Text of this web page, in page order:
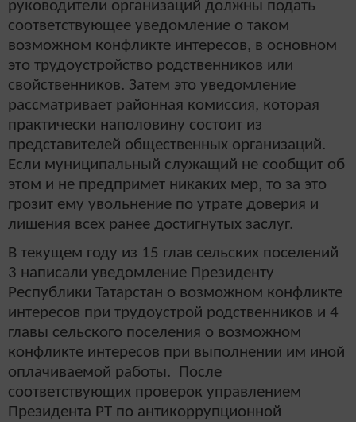
руководители организаций должны подать
соответствующее уведомление о таком
возможном конфликте интересов, в основном
это трудоустройство родственников или
свойственников. Затем это уведомление
рассматривает районная комиссия, которая
практически наполовину состоит из
представителей общественных организаций.
Если муниципальный служащий не сообщит об
этом и не предпримет никаких мер, то за это
грозит ему увольнение по утрате доверия и
лишения всех ранее достигнутых заслуг.
В текущем году из 15 глав сельских поселений
3 написали уведомление Президенту
Республики Татарстан о возможном конфликте
интересов при трудоустрой родственников и 4
главы сельского поселения о возможном
конфликте интересов при выполнении им иной
оплачиваемой работы. После
соответствующих проверок управлением
Президента РТ по антикоррупционной